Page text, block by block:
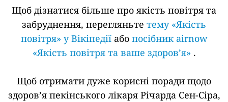
Щоб дізнатися більше про якість повітря та
забруднення, перегляньте тему «Якість
повітря» у Вікіпедіїабо посібник airnow
«Якість повітря та ваше здоров’я» .
Щоб отримати дуже корисні поради щодо
здоров’я пекінського лікаря Річарда Сен-Сіра,